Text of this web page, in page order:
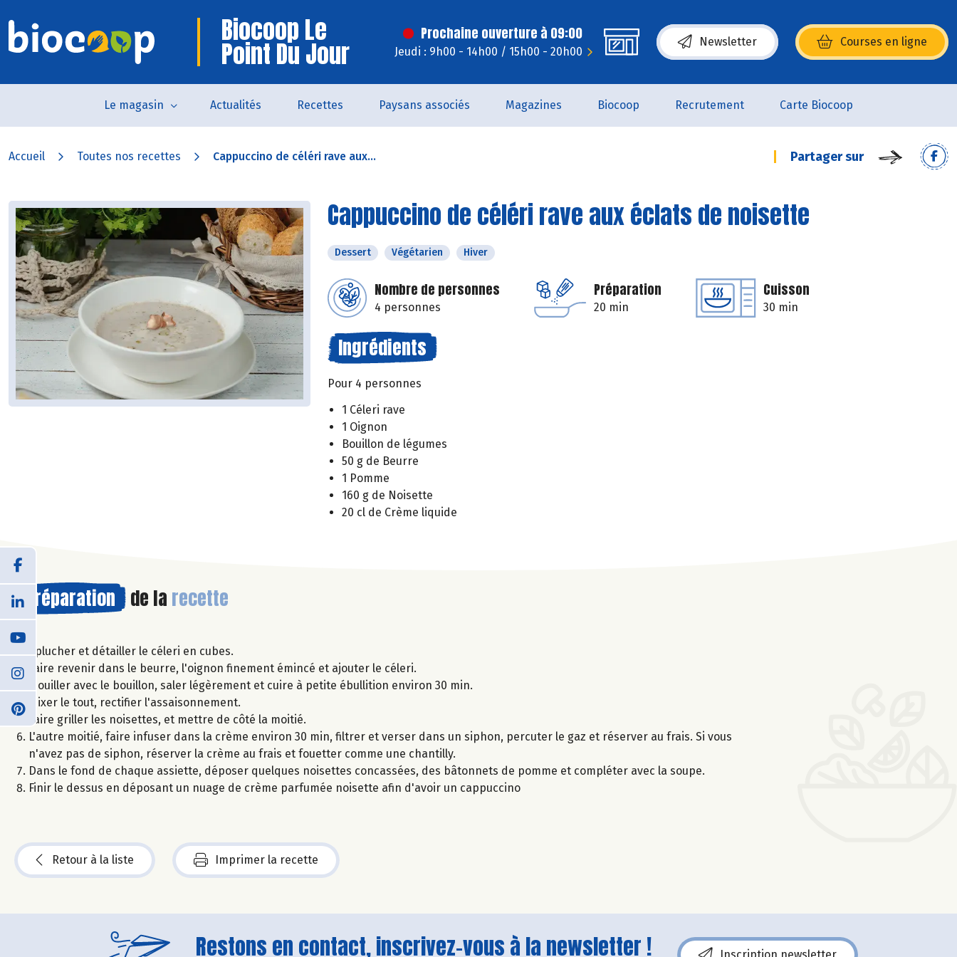
Biocoop Le
Point Du Jour
Prochaine ouverture à 09:00
Jeudi : 9h00 - 14h00 / 15h00 - 20h00
Newsletter Courses en ligne
(s’ouvre dans une nouvelle fenêtre)
Le magasin Actualités Recettes Paysans associés Magazines Biocoop Recrutement Carte Biocoop
Accueil Toutes nos recettes Cappuccino de céléri rave aux... Partager sur
Cappuccino de céléri rave aux éclats de noisette
Dessert Végétarien Hiver
Nombre de personnes
4 personnes
Préparation
20 min
Cuisson
30 min
Ingrédients
Pour 4 personnes
1 Céleri rave
1 Oignon
Bouillon de légumes
50 g de Beurre
1 Pomme
160 g de Noisette
20 cl de Crème liquide
Préparation de la recette
Éplucher et détailler le céleri en cubes.
Faire revenir dans le beurre, l'oignon finement émincé et ajouter le céleri.
Mouiller avec le bouillon, saler légèrement et cuire à petite ébullition environ 30 min.
Mixer le tout, rectifier l'assaisonnement.
Faire griller les noisettes, et mettre de côté la moitié.
L'autre moitié, faire infuser dans la crème environ 30 min, filtrer et verser dans un siphon, percuter le gaz et réserver au frais. Si vous
n'avez pas de siphon, réserver la crème au frais et fouetter comme une chantilly.
Dans le fond de chaque assiette, déposer quelques noisettes concassées, des bâtonnets de pomme et compléter avec la soupe.
Finir le dessus en déposant un nuage de crème parfumée noisette afin d'avoir un cappuccino
Retour à la liste Imprimer la recette
Restons en contact, inscrivez-vous à la newsletter !